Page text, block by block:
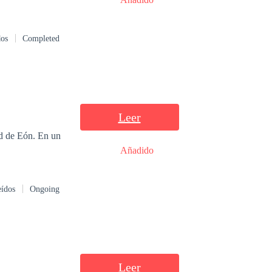
Completed
Ongoing
Leer
Añadido
Leer